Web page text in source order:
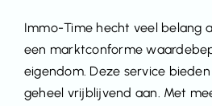
Immo-Time hecht veel belang
een marktconforme
eigendom. Deze service
geheel vrijblijvend aan. Met